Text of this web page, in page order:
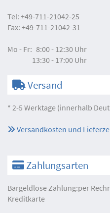
Tel: +49-711-21042-25
Fax: +49-711-21042-31
Mo - Fr: 8:00 - 12:30 Uhr
13:30 - 17:00 Uhr
Versand
* 2-5 Werktage (innerhalb
Versandkosten und
Zahlungsarten
Bargeldlose Zahlung:per
Kreditkarte